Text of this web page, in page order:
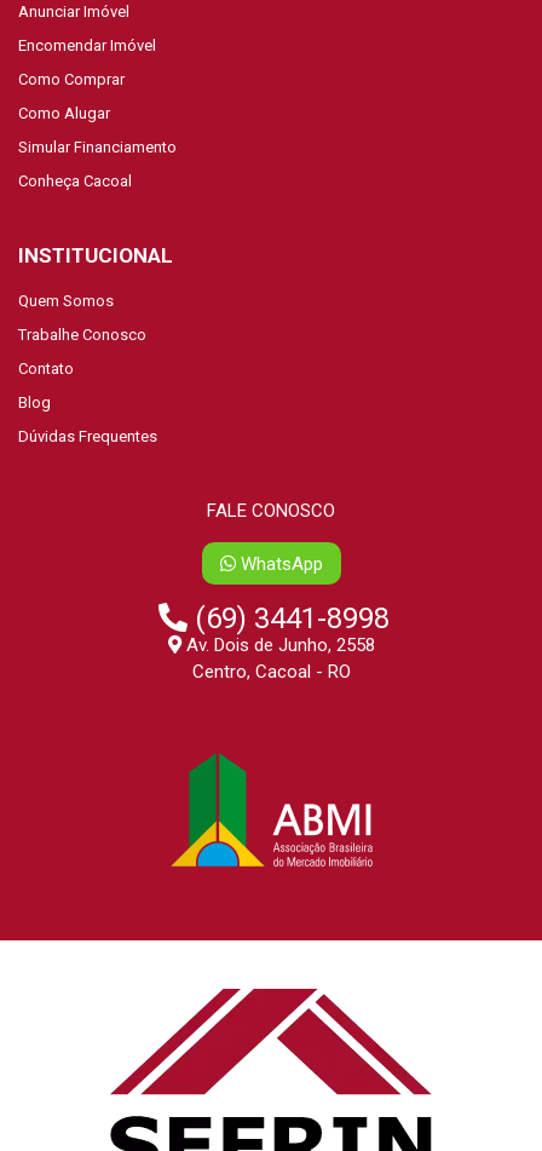
Anunciar Imóvel
Encomendar Imóvel
Como Comprar
Como Alugar
Simular Financiamento
Conheça Cacoal
INSTITUCIONAL
Quem Somos
Trabalhe Conosco
Contato
Blog
Dúvidas Frequentes
FALE CONOSCO
WhatsApp
(69) 3441-8998
Av. Dois de Junho, 2558
Centro, Cacoal - RO